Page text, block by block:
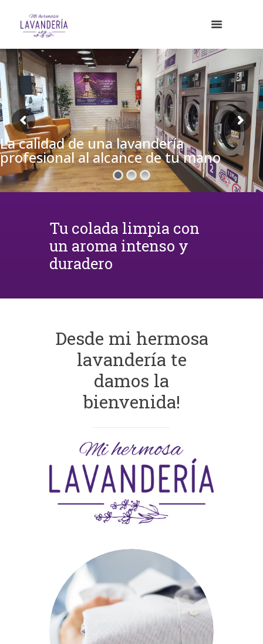
La calidad de una lavandería
profesional al alcance de tu mano
Tu colada limpia con
un aroma intenso y
duradero
Desde mi hermosa
lavandería te
damos la
bienvenida!